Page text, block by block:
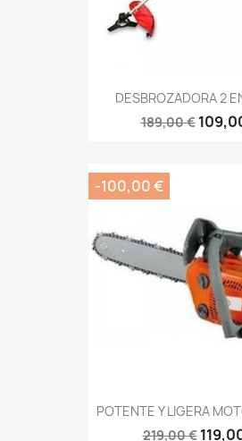
DESBROZADORA 2
189,00 €
POTENTE Y LIGERA
219,00 €
-100,00 €